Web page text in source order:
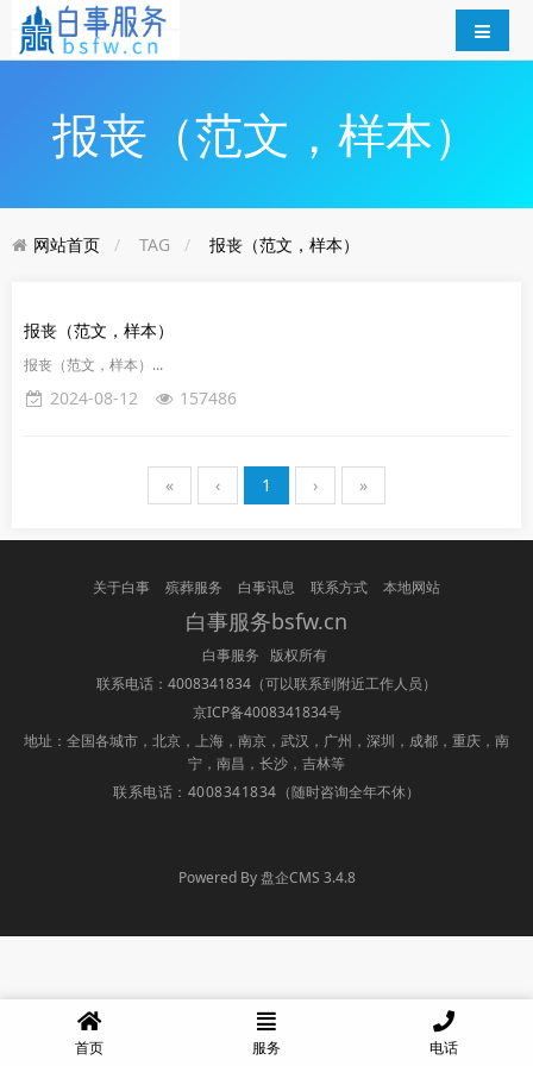
报丧（范文，样本）
网站首页 TAG 报丧（范文，样本）
报丧（范文，样本）
报丧（范文，样本）...
2024-08-12 157486
« ‹ 1 › »
关于白事 殡葬服务 白事讯息 联系方式 本地网站
白事服务bsfw.cn
白事服务 版权所有
联系电话：4008341834 （可以联系到附近工作人员）
京ICP备4008341834号
地址：全国各城市，北京，上海，南京，武汉，广州，深圳，成都，重庆，南
宁，南昌，长沙，吉林等
联系电话：4008341834 （随时咨询全年不休）
Powered By 盘企CMS 3.4.8
盘企CMS
首页 服务 电话